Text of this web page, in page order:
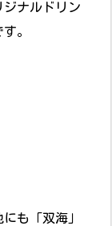
ナルドリン
。
も「双海」